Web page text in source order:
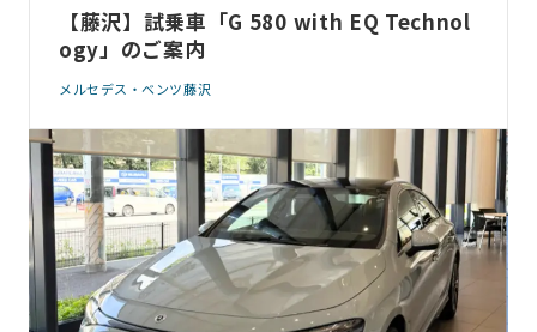
【藤沢】試乗車「G 580 with EQ Technol
ogy」のご案内
メルセデス・ベンツ藤沢